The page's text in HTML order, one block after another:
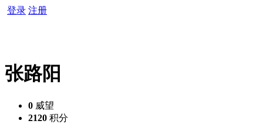
登录 注册
张路阳
0 威望
2120 积分